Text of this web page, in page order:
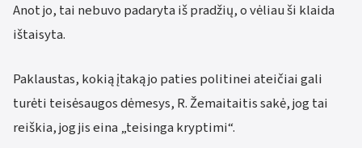
Anot jo, tai nebuvo padaryta iš pradžių, o vėliau ši klaida
ištaisyta.
Paklaustas, kokią įtaką jo paties politinei ateičiai gali
turėti teisėsaugos dėmesys, R. Žemaitaitis sakė, jog tai
reiškia, jog jis eina „teisinga kryptimi“.